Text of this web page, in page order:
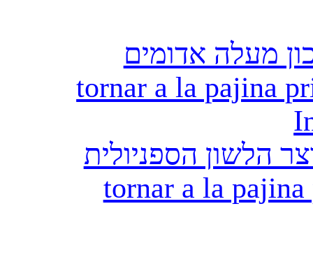
מעלה אדומים
tornar a la pajina
הלשון הספניולית
tornar a la